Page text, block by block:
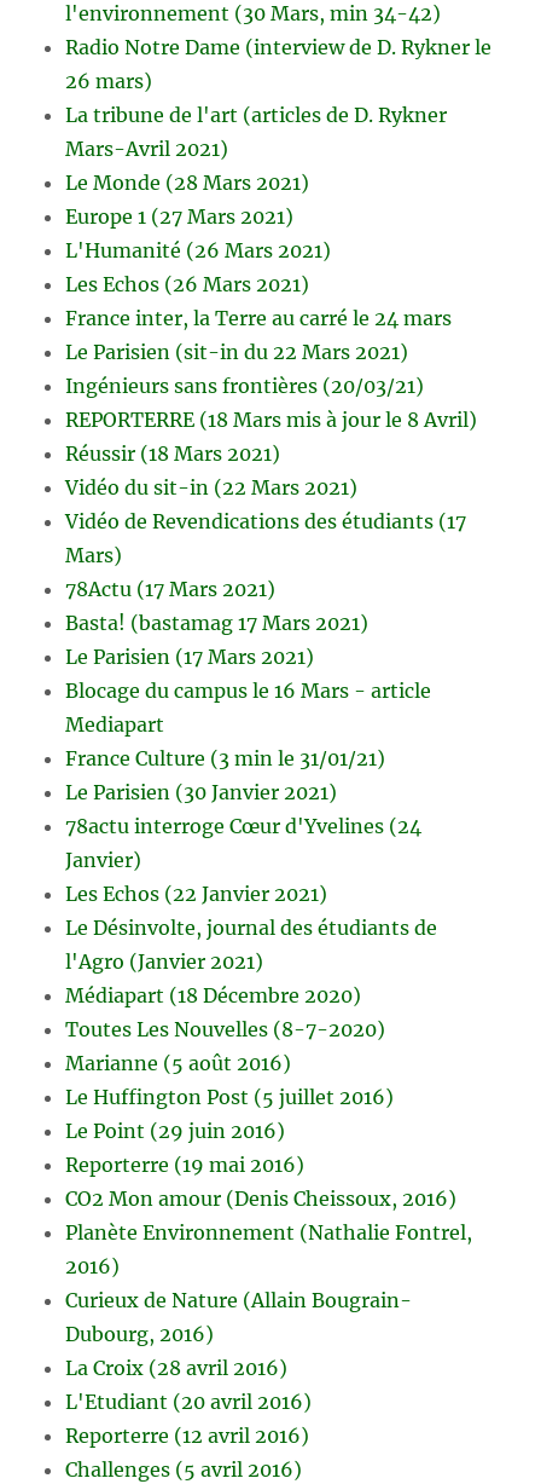
l'environnement (30 Mars, min 34-42)
Radio Notre Dame (interview de D. Rykner le
26 mars)
La tribune de l'art (articles de D. Rykner
Mars-Avril 2021)
Le Monde (28 Mars 2021)
Europe 1 (27 Mars 2021)
L'Humanité (26 Mars 2021)
Les Echos (26 Mars 2021)
France inter, la Terre au carré le 24 mars
Le Parisien (sit-in du 22 Mars 2021)
Ingénieurs sans frontières (20/03/21)
REPORTERRE (18 Mars mis à jour le 8 Avril)
Réussir (18 Mars 2021)
Vidéo du sit-in (22 Mars 2021)
Vidéo de Revendications des étudiants (17
Mars)
78Actu (17 Mars 2021)
Basta! (bastamag 17 Mars 2021)
Le Parisien (17 Mars 2021)
Blocage du campus le 16 Mars - article
Mediapart
France Culture (3 min le 31/01/21)
Le Parisien (30 Janvier 2021)
78actu interroge Cœur d'Yvelines (24
Janvier)
Les Echos (22 Janvier 2021)
Le Désinvolte, journal des étudiants de
l'Agro (Janvier 2021)
Médiapart (18 Décembre 2020)
Toutes Les Nouvelles (8-7-2020)
Marianne (5 août 2016)
Le Huffington Post (5 juillet 2016)
Le Point (29 juin 2016)
Reporterre (19 mai 2016)
CO2 Mon amour (Denis Cheissoux, 2016)
Planète Environnement (Nathalie Fontrel,
2016)
Curieux de Nature (Allain Bougrain-
Dubourg, 2016)
La Croix (28 avril 2016)
L'Etudiant (20 avril 2016)
Reporterre (12 avril 2016)
Challenges (5 avril 2016)